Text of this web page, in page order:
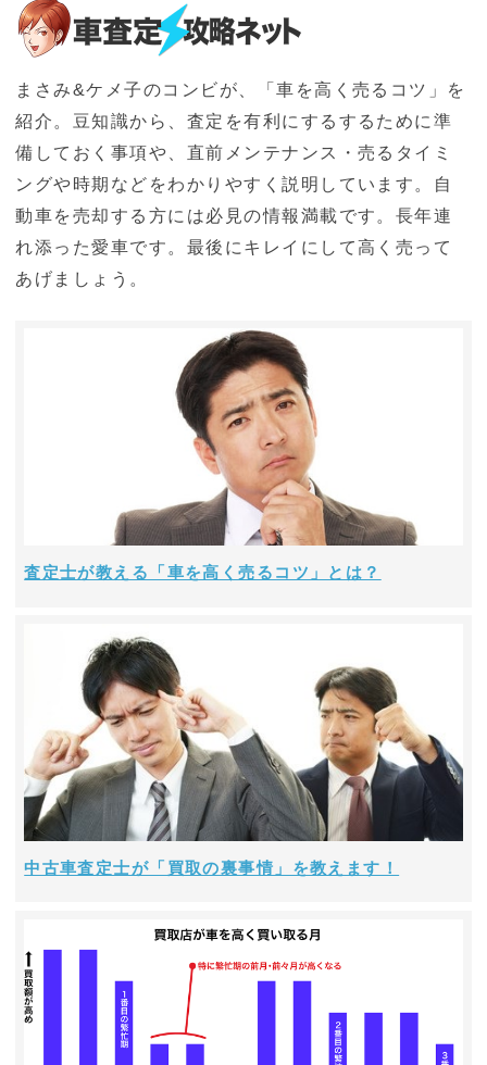
まさみ&ケメ子のコンビが、「車を高く売るコツ」を
紹介。豆知識から、査定を有利にするするために準
備しておく事項や、直前メンテナンス・売るタイミ
ングや時期などをわかりやすく説明しています。自
動車を売却する方には必見の情報満載です。長年連
れ添った愛車です。最後にキレイにして高く売って
あげましょう。
査定士が教える「車を高く売るコツ」とは？
中古車査定士が「買取の裏事情」を教えます！